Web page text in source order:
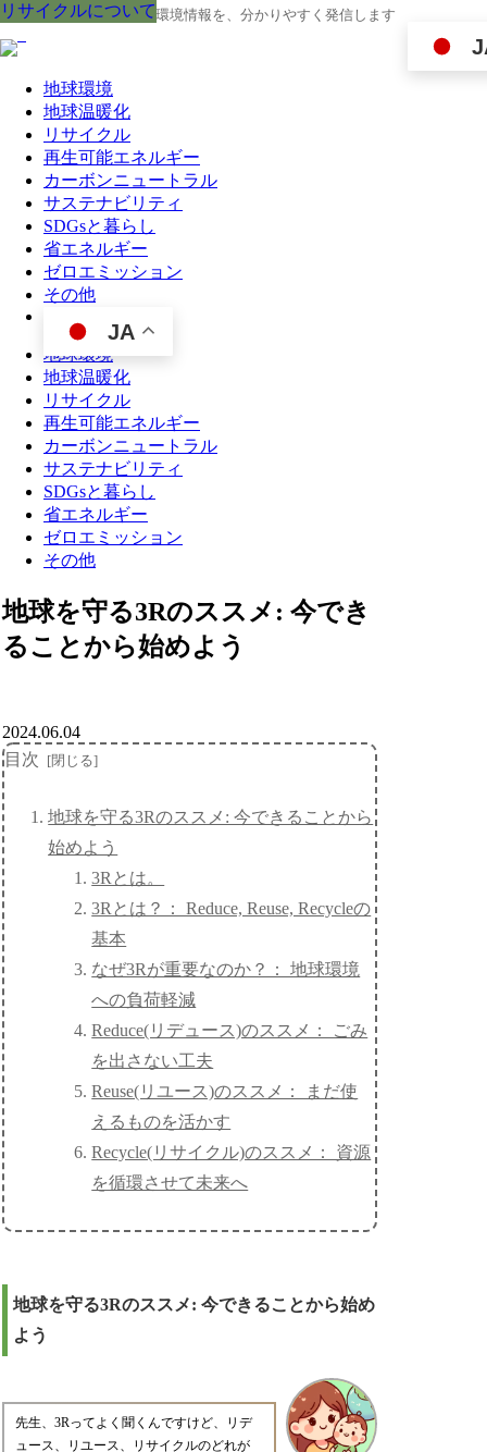
地球の今と未来に役立つ環境情報を、分かりやすく発信します
地球環境
地球温暖化
リサイクル
再生可能エネルギー
カーボンニュートラル
サステナビリティ
SDGsと暮らし
省エネルギー
ゼロエミッション
その他
JA
地球環境
地球温暖化
リサイクル
再生可能エネルギー
カーボンニュートラル
サステナビリティ
SDGsと暮らし
省エネルギー
ゼロエミッション
その他
地球を守る3Rのススメ: 今でき
ることから始めよう
リサイクルについて
2024.06.04
目次
地球を守る3Rのススメ: 今できることから
始めよう
3Rとは。
3Rとは？： Reduce, Reuse, Recycleの
基本
なぜ3Rが重要なのか？： 地球環境
への負荷軽減
Reduce(リデュース)のススメ： ごみ
を出さない工夫
Reuse(リユース)のススメ： まだ使
えるものを活かす
Recycle(リサイクル)のススメ： 資源
を循環させて未来へ
地球を守る3Rのススメ: 今できることから始め
よう
先生、3Rってよく聞くんですけど、リデ
ュース、リユース、リサイクルのどれが
リサイクルについて
リサイクルについて
リサイクルについて
リサイクルについて
リサイクルについて
リサイクルについて
リサイクルについて
リサイクルについて